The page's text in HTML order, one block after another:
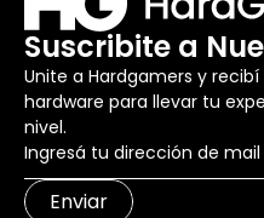
Suscribite a
Unite a Hardgamers y
hardware para llevar tu
nivel.
Enviar